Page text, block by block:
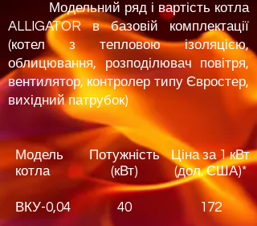
Модельний ряд і вартість котла
ALLIGATOR в базовій комплектації
(котел з тепловою ізоляцією,
облицювання, розподілювач повітря,
вентилятор, контролер типу Євростер,
вихідний патрубок)
Модель
котла
ВКУ-0,04
Потужність
(кВт)
40
Ціна за 1 кВт
(дол. США)*
172